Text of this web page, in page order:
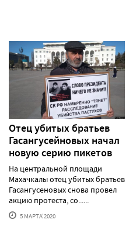
Отец убитых братьев
Гасангусейновых начал
новую серию пикетов
На центральной площади
Махачкалы отец убитых братьев
Гасангусеновых снова провел
акцию протеста, со......
5 МАРТА'2020